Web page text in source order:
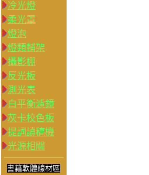
冷光燈
柔光罩
燈泡
燈類輔架
攝影棚
反光板
測光表
白平衡濾鏡
灰卡校色板
提詞讀稿機
光源相關
書籍軟體線材區